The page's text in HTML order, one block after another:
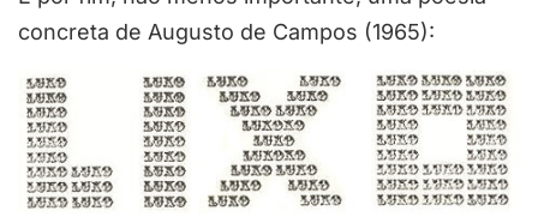
concreta de Augusto de Campos (1965):